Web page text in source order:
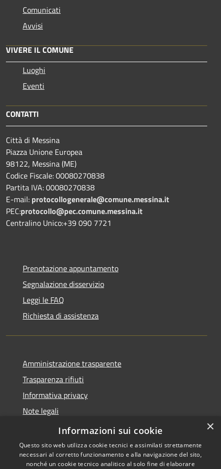
Comunicati
Avvisi
VIVERE IL COMUNE
Luoghi
Eventi
CONTATTI
Città di Messina
Piazza Unione Europea
98122, Messina (ME)
Codice Fiscale: 00080270838
Partita IVA: 00080270838
E-mail: protocollogenerale@comune.messina.it
PEC:protocollo@pec.comune.messina.it
Centralino Unico:+39 090 7721
Prenotazione appuntamento
Segnalazione disservizio
Leggi le FAQ
Richiesta di assistenza
Amministrazione trasparente
Trasparenza rifiuti
Informativa privacy
Note legali
Dichiarazione di accessibilità
×
Informazioni sui cookie
Questo sito web utilizza cookie tecnici e assimilati strettamente
necessari al corretto funzionamento e alla navigazione del sito,
nonché un cookie tecnico analitico al solo fine di elaborare